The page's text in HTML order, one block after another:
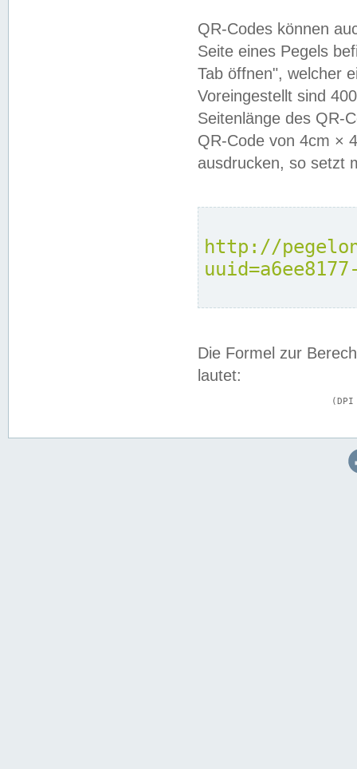
QR-Codes können
Seite eines Pegels
Tab öffnen", welcher
Voreingestellt sind
Seitenlänge des QR-
QR-Code von 4cm ×
ausdrucken, so setzt
http://
Die Formel zur
lautet: